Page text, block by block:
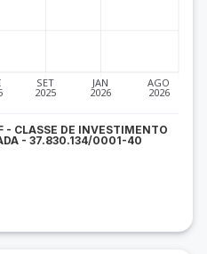
SET
2025
JAN
2026
AGO
2026
- CLASSE DE INVESTIMENTO
- 37.830.134/0001-40